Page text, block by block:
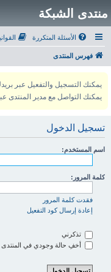
منتدى الشبكة
الأسئلة المتكررة
فهرس المنتدى
يمكنك التواصل مع مدير المنتدى
تسجيل الدخول
اسم المستخدم:
كلمة المرور:
فقدت كلمة المرور
إعادة إرسال كود التفعيل
تذكرني
أخفِ حالة وجودي في المنتدى